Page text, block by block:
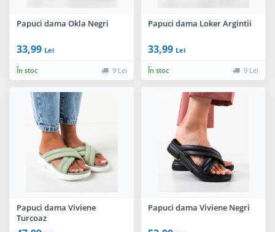
Papuci dama Okla Negri
33,99 Lei
În stoc 9 Lei
Papuci dama Loker Argintii
33,99 Lei
În stoc 9 Lei
Papuci dama Viviene
Turcoaz
Papuci dama Viviene Negri